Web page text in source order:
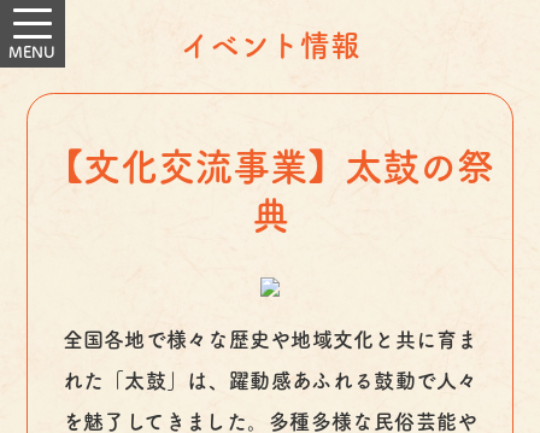
イベント情報
【文化交流事業】太鼓の祭
典
全国各地で様々な歴史や地域文化と共に育ま
れた「太鼓」は、躍動感あふれる鼓動で人々
を魅了してきました。多種多様な民俗芸能や